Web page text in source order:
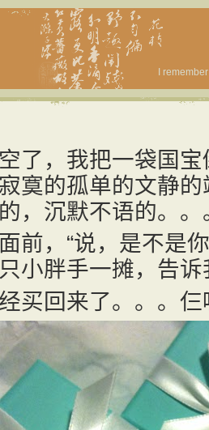
I
了，我把一袋国
寞的孤单的文静
，沉默不语的。
前，“说，是不是
小胖手一摊，告诉
买回来了。。。仨